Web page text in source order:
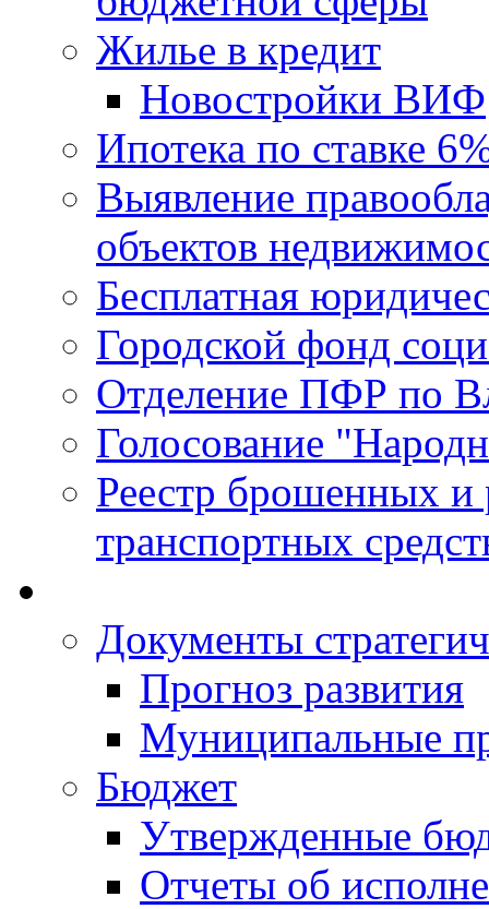
Жилье в кредит
Новостройки ВИФ
Ипотека по ставке
Выявление
объектов
Бесплатная
Городской фонд
Отделение ПФР по
Голосование
Реестр брошенных и
транспортных
Документы
Прогноз развития
Муниципальные
Бюджет
Утвержденные
Отчеты об